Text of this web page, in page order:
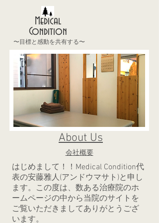
Medical
Condition
〜目標と感動を共有する〜
About Us
会社概要
はじめまして！！Medical Condition代
表の安藤雅人(アンドウマサト)と申し
ます。この度は、数ある治療院のホ
ームページの中から当院のサイトを
ご覧いただきましてありがとうござ
います。